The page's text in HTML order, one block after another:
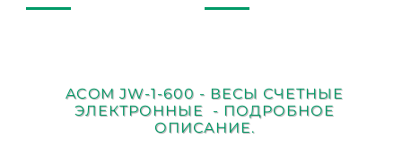
ACOM JW-1-600 - ВЕСЫ СЧЕТНЫЕ
ЭЛЕКТРОННЫЕ - ПОДРОБНОЕ
ОПИСАНИЕ.